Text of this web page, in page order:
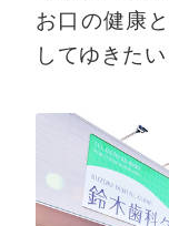
お口の健康
してゆきた